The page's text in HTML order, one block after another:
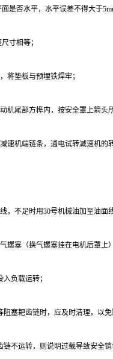
是否水平，水平误差不得大于
寸相等；
将垫板与预埋铁焊牢；
机尾部方榫内，按安全罩上箭头
速机端链条，通电试转减速机的
，不足时用30号机械油加至油面
螺塞（换气螺塞挂在电机后罩上）
负载运转；
塞耙齿链时，应及时清理，以免
不运转，则说明过载导致安全销